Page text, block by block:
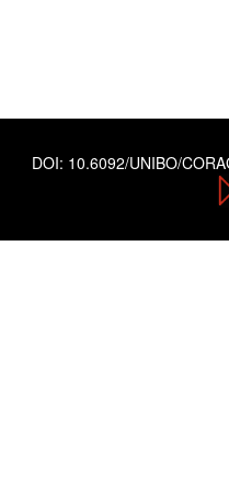
DOI: 10.6092/UNIBO/